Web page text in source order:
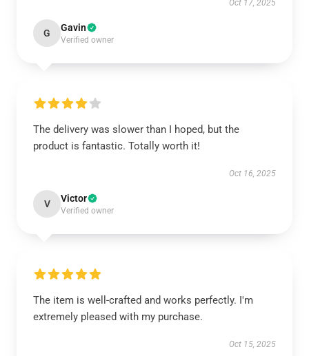
Oct 17, 2025
G Gavin
Verified owner
The delivery was slower than I hoped, but the
product is fantastic. Totally worth it!
Oct 16, 2025
V Victor
Verified owner
The item is well-crafted and works perfectly. I'm
extremely pleased with my purchase.
Oct 15, 2025